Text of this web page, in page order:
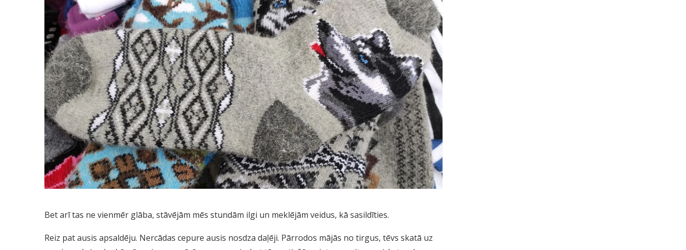
Bet arī tas ne vienmēr glāba, stāvējām mēs stundām ilgi un meklējām veidus, kā sasildīties.
Reiz pat ausis apsaldēju. Nercādas cepure ausis nosdza daļēji. Pārrodos mājās no tirgus, tēvs skatā uz